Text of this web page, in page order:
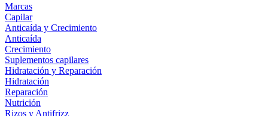
Marcas
Capilar
Anticaída y Crecimiento
Anticaída
Crecimiento
Suplementos capilares
Hidratación y Reparación
Hidratación
Reparación
Nutrición
Rizos y Antifrizz